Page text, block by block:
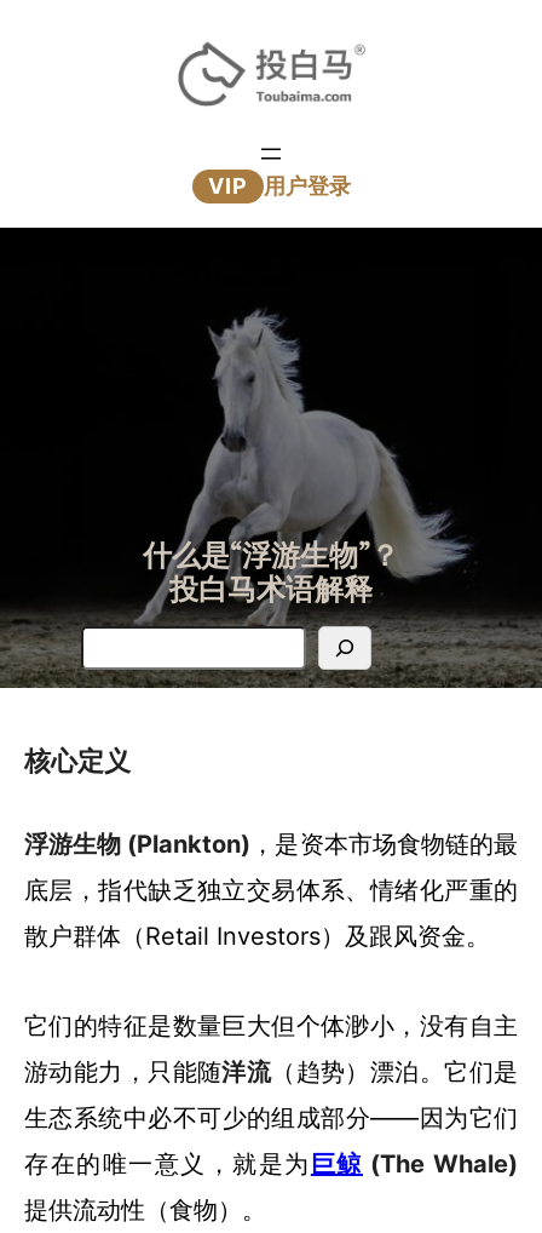
VIP 用户登录
什么是“浮游生物”？
投白马术语解释
搜
索
核心定义
浮游生物 (Plankton) ，是资本市场食物链的最
底层，指代缺乏独立交易体系、情绪化严重的
散户群体（Retail Investors）及跟风资金。
它们的特征是数量巨大但个体渺小，没有自主
游动能力，只能随洋流（趋势）漂泊。它们是
生态系统中必不可少的组成部分——因为它们
存在的唯一意义，就是为 巨鲸 (The Whale)
提供流动性（食物）。